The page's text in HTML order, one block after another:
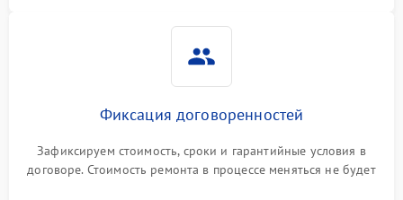
Фиксация договоренностей
Зафиксируем стоимость, сроки и гарантийные условия в
договоре. Стоимость ремонта в процессе меняться не будет